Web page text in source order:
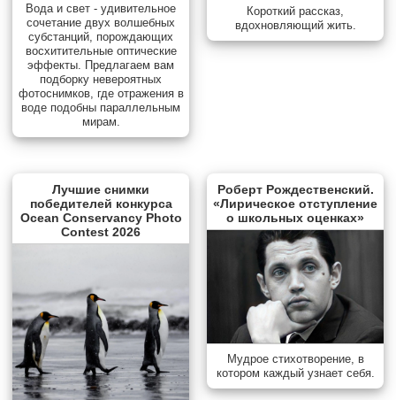
Вода и свет - удивительное
сочетание двух волшебных
субстанций, порождающих
восхитительные оптические
эффекты. Предлагаем вам
подборку невероятных
фотоснимков, где отражения в
воде подобны параллельным
мирам.
Короткий рассказ,
вдохновляющий жить.
Лучшие снимки
победителей конкурса
Ocean Conservancy Photo
Contest 2026
Роберт Рождественский.
«Лирическое отступление
о школьных оценках»
Мудрое стихотворение, в
котором каждый узнает себя.